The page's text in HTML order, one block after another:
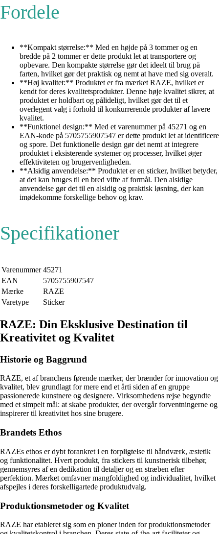
Fordele
**Kompakt størrelse:** Med en højde på 3 tommer og en
bredde på 2 tommer er dette produkt let at transportere og
opbevare. Den kompakte størrelse gør det ideelt til brug på
farten, hvilket gør det praktisk og nemt at have med sig overalt.
**Høj kvalitet:** Produktet er fra mærket RAZE, hvilket er
kendt for deres kvalitetsprodukter. Denne høje kvalitet sikrer, at
produktet er holdbart og pålideligt, hvilket gør det til et
overlegent valg i forhold til konkurrerende produkter af lavere
kvalitet.
**Funktionel design:** Med et varenummer på 45271 og en
EAN-kode på 5705755907547 er dette produkt let at identificere
og spore. Det funktionelle design gør det nemt at integrere
produktet i eksisterende systemer og processer, hvilket øger
effektiviteten og brugervenligheden.
**Alsidig anvendelse:** Produktet er en sticker, hvilket betyder,
at det kan bruges til en bred vifte af formål. Den alsidige
anvendelse gør det til en alsidig og praktisk løsning, der kan
imødekomme forskellige behov og krav.
Specifikationer
Varenummer 45271
EAN
5705755907547
Mærke
RAZE
Varetype
Sticker
RAZE: Din Eksklusive Destination til
Kreativitet og Kvalitet
Historie og Baggrund
RAZE, et af branchens førende mærker, der brænder for innovation og
kvalitet, blev grundlagt for mere end et årti siden af en gruppe
passionerede kunstnere og designere. Virksomhedens rejse begyndte
med et simpelt mål: at skabe produkter, der overgår forventningerne og
inspirerer til kreativitet hos sine brugere.
Brandets Ethos
RAZEs ethos er dybt forankret i en forpligtelse til håndværk, æstetik
og funktionalitet. Hvert produkt, fra stickers til kunstnerisk tilbehør,
gennemsyres af en dedikation til detaljer og en stræben efter
perfektion. Mærket omfavner mangfoldighed og individualitet, hvilket
afspejles i deres forskelligartede produktudvalg.
Produktionsmetoder og Kvalitet
RAZE har etableret sig som en pioner inden for produktionsmetoder